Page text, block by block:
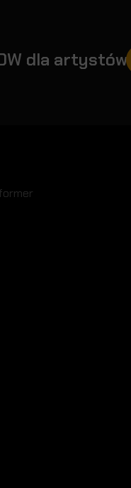
dla artystów